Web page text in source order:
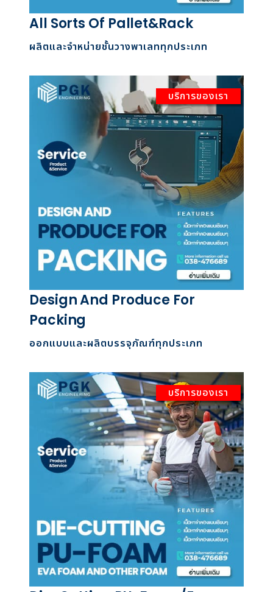
All Sorts Of Pallet&Rack
ผลิตและจำหน่ายชั้นวางพาเลททุกประเภท
บริการของเรา
Design And Produce For
Packing
ออกแบบและผลิตบรรจุภัณฑ์ทุกประเภท
บริการของเรา